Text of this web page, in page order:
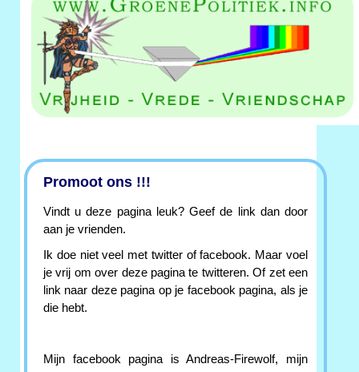
Promoot ons !!!
Vindt u deze pagina leuk? Geef de link dan door
aan je vrienden.
Ik doe niet veel met twitter of facebook. Maar voel
je vrij om over deze pagina te twitteren. Of zet een
link naar deze pagina op je facebook pagina, als je
die hebt.
Mijn facebook pagina is Andreas-Firewolf, mijn